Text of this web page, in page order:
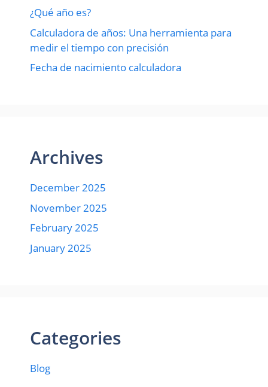
¿Qué año es?
Calculadora de años: Una herramienta para
medir el tiempo con precisión
Fecha de nacimiento calculadora
Archives
December 2025
November 2025
February 2025
January 2025
Categories
Blog